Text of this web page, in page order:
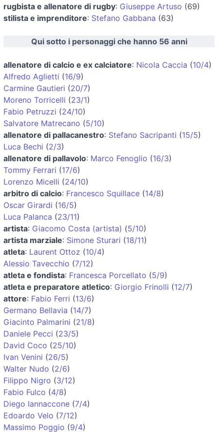
rugbista e allenatore di rugby: Giuseppe Artuso (69)
stilista e imprenditore: Stefano Gabbana (63)
Qui sotto i personaggi che hanno 56 anni
allenatore di calcio e ex calciatore: Nicola Caccia (10/4)
Alfredo Aglietti (16/9)
Carmine Gautieri (20/7)
Moreno Torricelli (23/1)
Fabio Petruzzi (24/10)
Salvatore Matrecano (5/10)
allenatore di pallacanestro: Stefano Sacripanti (15/5)
Luca Bechi (2/3)
allenatore di pallavolo: Marco Fenoglio (16/3)
Tommy Ferrari (17/6)
Lorenzo Micelli (24/10)
arbitro di calcio: Francesco Squillace (14/8)
Oscar Girardi (16/5)
Luca Palanca (23/11)
artista: Giacomo Costa (artista) (5/10)
artista marziale: Simone Sturari (18/11)
atleta: Laurent Ottoz (10/4)
Alessio Tavecchio (7/12)
atleta e fondista: Francesca Porcellato (5/9)
atleta e preparatore atletico: Giorgio Frinolli (12/7)
attore: Fabio Ferri (13/6)
Germano Bellavia (14/7)
Giacinto Palmarini (21/8)
Daniele Pecci (23/5)
David Coco (25/10)
Ivan Venini (26/5)
Walter Nudo (2/6)
Filippo Nigro (3/12)
Fabio Fulco (4/8)
Diego Iannaccone (7/4)
Edoardo Velo (7/12)
Massimo Poggio (9/4)